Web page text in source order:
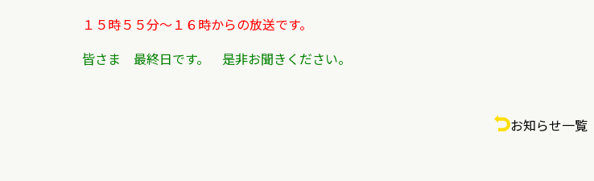
１５時５５分～１６時からの放送です。
皆さま 最終日です。 是非お聞きください。
お知らせ一覧